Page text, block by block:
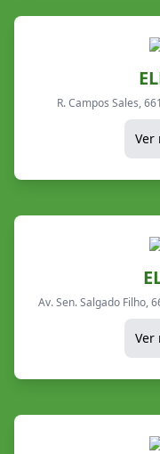
R. Campos Sales,
Ver
Av. Sen. Salgado Filho,
Ver